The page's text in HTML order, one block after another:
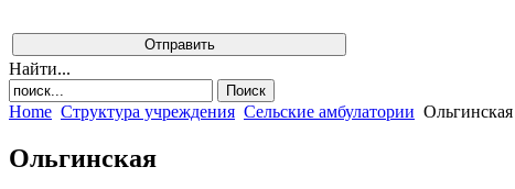
Найти...
Home Структура учреждения Сельские амбулатории Ольгинская
Ольгинская